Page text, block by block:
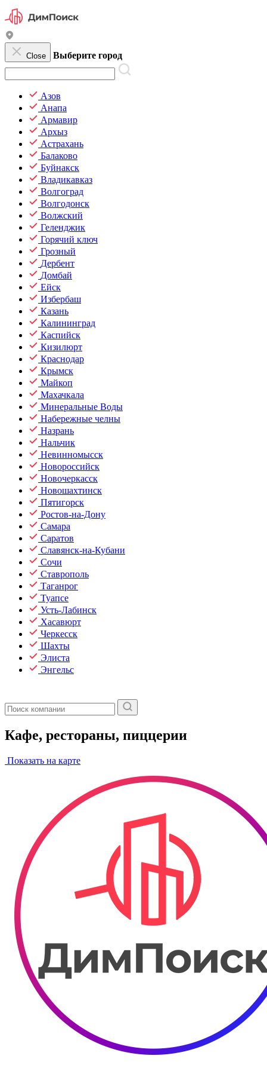
Close Выберите город
Азов
Анапа
Армавир
Архыз
Астрахань
Балаково
Буйнакск
Владикавказ
Волгоград
Волгодонск
Волжский
Геленджик
Горячий ключ
Грозный
Дербент
Домбай
Ейск
Избербаш
Казань
Калининград
Каспийск
Кизилюрт
Краснодар
Крымск
Майкоп
Махачкала
Минеральные Воды
Набережные челны
Назрань
Нальчик
Невинномысск
Новороссийск
Новочеркасск
Новошахтинск
Пятигорск
Ростов-на-Дону
Самара
Саратов
Славянск-на-Кубани
Сочи
Ставрополь
Таганрог
Туапсе
Усть-Лабинск
Хасавюрт
Черкесск
Шахты
Элиста
Энгельс
Кафе, рестораны, пиццерии
Показать на карте